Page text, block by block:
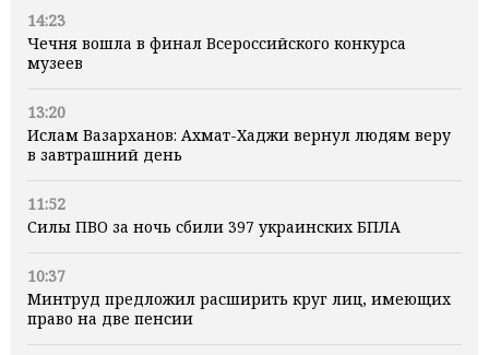
14:23
Чечня вошла в финал Всероссийского конкурса
музеев
13:20
Ислам Вазарханов: Ахмат-Хаджи вернул людям веру
в завтрашний день
11:52
Силы ПВО за ночь сбили 397 украинских БПЛА
10:37
Минтруд предложил расширить круг лиц, имеющих
право на две пенсии